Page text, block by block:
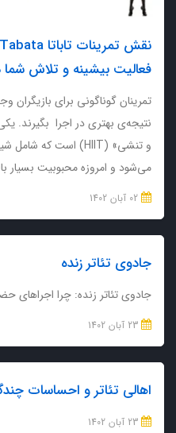
فعالیت بیشینه و تلاش شما
تمرینان گوناگونی برای بازیگران
نتیجه‌ی بهتری در اجرا بگیرند.
می‌شود و امروزه محبوبیت بسیار
جادوی تئاتر زنده
جادوی تئاتر زنده: چرا
اهالی تئاتر و احساسات